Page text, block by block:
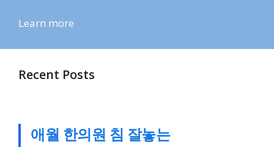
Learn more
Recent Posts
애월 한의원 침 잘놓는